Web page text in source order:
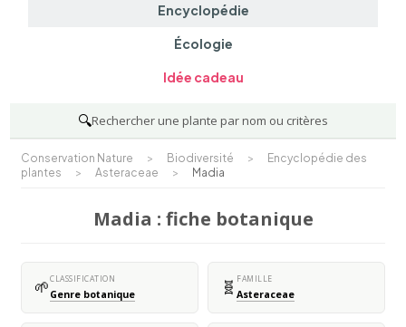
Encyclopédie
Écologie
Idée cadeau
🔍Rechercher une plante par nom ou critères
Conservation Nature > Biodiversité >
Encyclopédie des
plantes
> Asteraceae > Madia
Madia : fiche botanique
🌱CLASSIFICATION
Genre botanique 🧬 FAMILLE
Asteraceae